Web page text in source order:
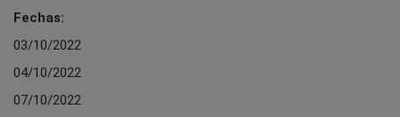
Fechas:
03/10/2022
04/10/2022
07/10/2022